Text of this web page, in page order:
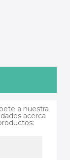
a nuestra
acerca